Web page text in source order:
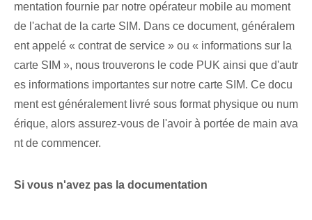
mentation fournie par notre opérateur mobile au moment
de l'achat de la carte SIM. Dans ce‌ document, ⁣généralem
ent appelé⁢ « contrat de service » ou « informations sur la
carte SIM‌ », nous trouverons le code PUK ainsi que d'autr
es informations ⁢importantes sur notre carte SIM. Ce docu
ment est généralement livré sous format physique ou num
érique, alors assurez-vous de l'avoir à portée de main ava
nt de commencer.
Si vous n'avez pas⁤ la documentation